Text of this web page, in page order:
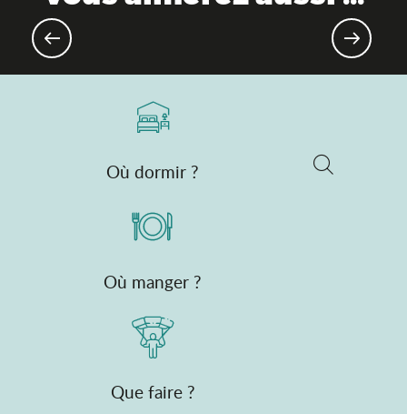
Où dormir ?
Où manger ?
Que faire ?